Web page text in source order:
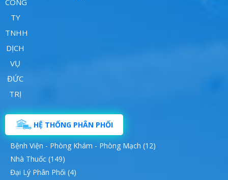
HỆ THỐNG PHÂN PHỐI
Bệnh Viện - Phòng Khám - Phòng Mạch (12)
Nhà Thuốc (149)
Đại Lý Phân Phối (4)